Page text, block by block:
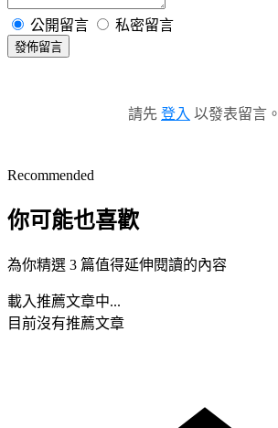
公開留言 私密留言
發佈留言
請先 登入 以發表留言。
Recommended
你可能也喜歡
為你精選 3 篇值得延伸閱讀的內容
載入推薦文章中...
目前沒有推薦文章